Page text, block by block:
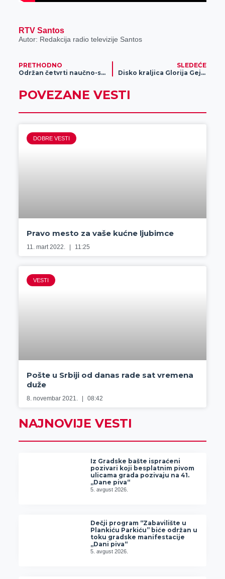
RTV Santos
Autor: Redakcija radio televizije Santos
PRETHODNO
Održan četvrti naučno-stručni skup na VTŠSS
SLEDEĆE
Disko kraljica Glorija Gejnor dolazi na EXIT!
POVEZANE VESTI
DOBRE VESTI
Pravo mesto za vaše kućne ljubimce
11. mart 2022. 11:25
VESTI
Pošte u Srbiji od danas rade sat vremena
duže
8. novembar 2021. 08:42
NAJNOVIJE VESTI
Iz Gradske bašte ispraćeni
pozivari koji besplatnim pivom
ulicama grada pozivaju na 41.
„Dane piva“
5. avgust 2026.
Dečji program “Zabavilište u
Plankiću Parkiću” biće održan u
toku gradske manifestacije
„Dani piva“
5. avgust 2026.